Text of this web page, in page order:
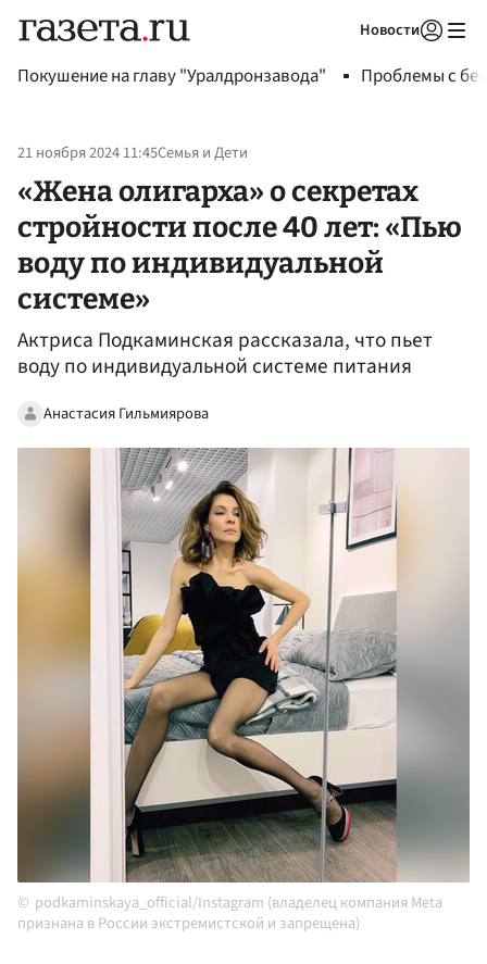
Новости
Покушение на главу "Уралдронзавода" Проблемы с
21 ноября 2024 11:45Семья и Дети
«Жена олигарха» о секретах
стройности после 40 лет: «Пью
воду по индивидуальной
системе»
Актриса Подкаминская рассказала, что пьет
воду по индивидуальной системе питания
Анастасия Гильмиярова
podkaminskaya_official/Instagram (владелец компания Meta
признана в России экстремистской и запрещена)